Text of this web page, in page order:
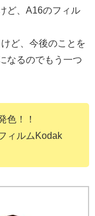
ど、A16のフィル
ど、今後のことを
なるのでもう一つ
色！！
ィルムKodak